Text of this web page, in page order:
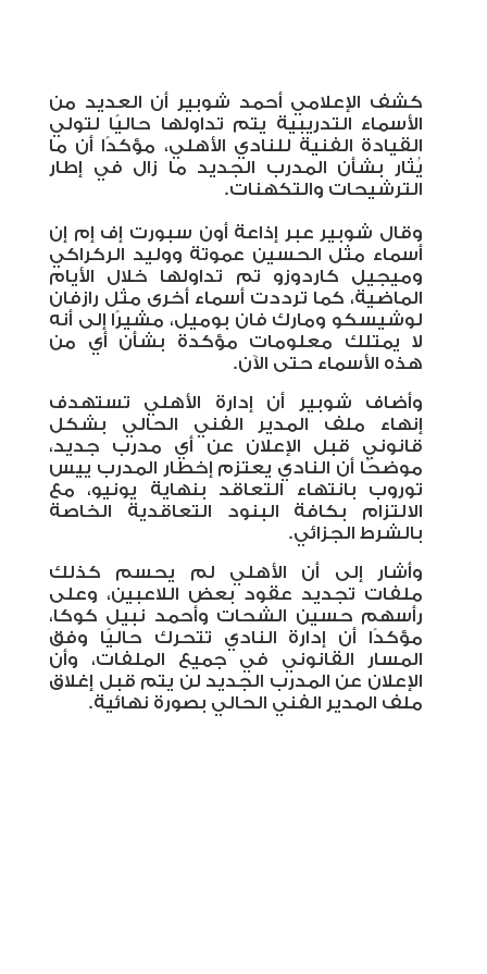
كشف الإعلامي أحمد شوبير أن العديد من
الأسماء التدريبية يتم تداولها حاليًا لتولي
القيادة الفنية للنادي الأهلي، مؤكدًا أن ما
يُثار بشأن المدرب الجديد ما زال في إطار
الترشيحات والتكهنات.
وقال شوبير عبر إذاعة أون سبورت إف إم إن
أسماء مثل الحسين عموتة ووليد الركراكي
وميجيل كاردوزو تم تداولها خلال الأيام
الماضية، كما ترددت أسماء أخرى مثل رازفان
لوشيسكو ومارك فان بوميل، مشيرًا إلى أنه
لا يمتلك معلومات مؤكدة بشأن أي من
هذه الأسماء حتى الآن.
وأضاف شوبير أن إدارة الأهلي تستهدف
إنهاء ملف المدير الفني الحالي بشكل
قانوني قبل الإعلان عن أي مدرب جديد،
موضحًا أن النادي يعتزم إخطار المدرب ييس
توروب بانتهاء التعاقد بنهاية يونيو، مع
الالتزام بكافة البنود التعاقدية الخاصة
بالشرط الجزائي.
وأشار إلى أن الأهلي لم يحسم كذلك
ملفات تجديد عقود بعض اللاعبين، وعلى
رأسهم حسين الشحات وأحمد نبيل كوكا،
مؤكدًا أن إدارة النادي تتحرك حاليًا وفق
المسار القانوني في جميع الملفات، وأن
الإعلان عن المدرب الجديد لن يتم قبل إغلاق
ملف المدير الفني الحالي بصورة نهائية.